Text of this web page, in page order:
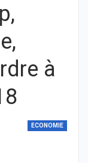
à
ECONOMIE